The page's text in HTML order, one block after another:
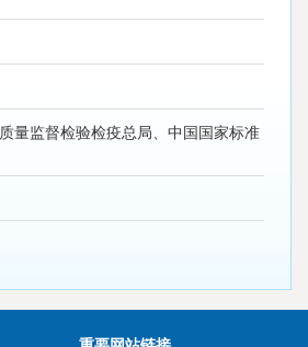
量监督检验检疫总局、中国国家标准